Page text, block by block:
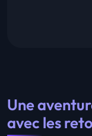
Une
avec les